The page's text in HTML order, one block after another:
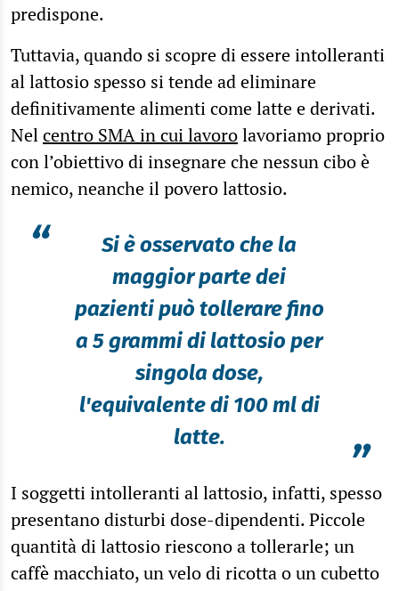
predispone.
Tuttavia, quando si scopre di essere intolleranti
al lattosio spesso si tende ad eliminare
definitivamente alimenti come latte e derivati.
Nelcentro SMA in cui lavorolavoriamo proprio
con l’obiettivo di insegnare che nessun cibo è
nemico, neanche il povero lattosio.
“
Si è osservato che la
maggior parte dei
pazienti può tollerare fino
a 5 grammi di lattosio per
singola dose,
l'equivalente di 100 ml di
latte.
”
I soggetti intolleranti al lattosio, infatti, spesso
presentano disturbi dose-dipendenti. Piccole
quantità di lattosio riescono a tollerarle; un
caffè macchiato, un velo di ricotta o un cubetto